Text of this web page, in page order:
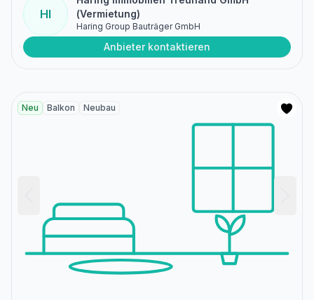
HI
(Vermietung)
Haring Group Bauträger GmbH
Anbieter kontaktieren
Neu Balkon Neubau